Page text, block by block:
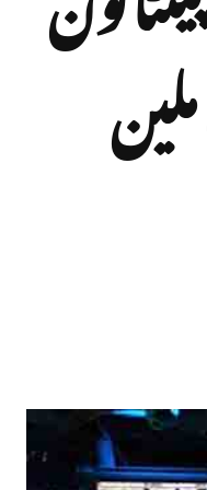
نے geospatial technology کے لیے 499 ملین